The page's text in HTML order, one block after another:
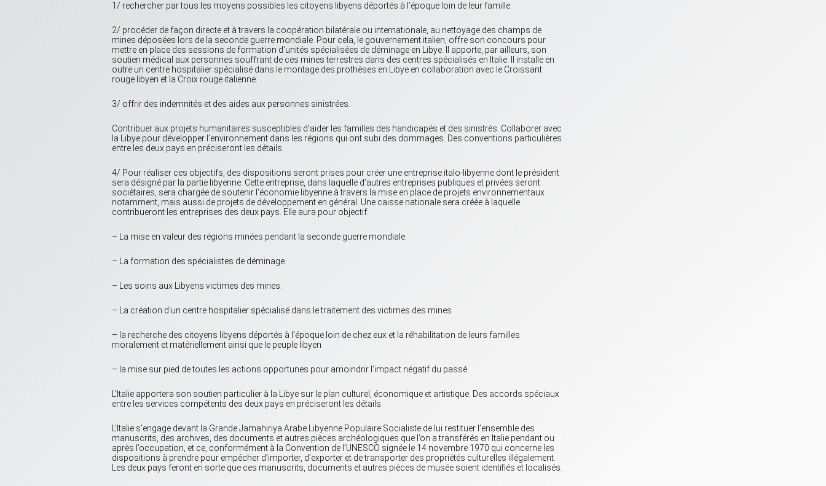
1/ rechercher par tous les moyens possibles les citoyens libyens déportés à l’époque loin de leur famille.
2/ procéder de façon directe et à travers la coopération bilatérale ou internationale, au nettoyage des champs de
mines déposées lors de la seconde guerre mondiale. Pour cela, le gouvernement italien, offre son concours pour
mettre en place des sessions de formation d’unités spécialisées de déminage en Libye. II apporte, par ailleurs, son
soutien médical aux personnes souffrant de ces mines terrestres dans des centres spécialisés en Italie. Il installe en
outre un centre hospitalier spécialisé dans le montage des prothèses en Libye en collaboration avec le Croissant
rouge libyen et la Croix rouge italienne.
3/ offrir des indemnités et des aides aux personnes sinistrées.
Contribuer aux projets humanitaires susceptibles d’aider les familles des handicapés et des sinistrés. Collaborer avec
la Libye pour développer l’environnement dans les régions qui ont subi des dommages. Des conventions particulières
entre les deux pays en préciseront les détails.
4/ Pour réaliser ces objectifs, des dispositions seront prises pour créer une entreprise italo-libyenne dont le président
sera désigné par la partie libyenne. Cette entreprise, dans laquelle d’autres entreprises publiques et privées seront
sociétaires, sera chargée de soutenir l’économie libyenne à travers la mise en place de projets environnementaux
notamment, mais aussi de projets de développement en général. Une caisse nationale sera créée à laquelle
contribueront les entreprises des deux pays. Elle aura pour objectif:
– La mise en valeur des régions minées pendant la seconde guerre mondiale.
– La formation des spécialistes de déminage.
– Les soins aux Libyens victimes des mines.
– La création d’un centre hospitalier spécialisé dans le traitement des victimes des mines
– la recherche des citoyens libyens déportés à l’époque loin de chez eux et la réhabilitation de leurs familles
moralement et matériellement ainsi que le peuple libyen
– la mise sur pied de toutes les actions opportunes pour amoindrir l’impact négatif du passé.
L’Italie apportera son soutien particulier à la Libye sur le plan culturel, économique et artistique. Des accords spéciaux
entre les services compétents des deux pays en préciseront les détails.
L’Italie s’engage devant la Grande Jamahiriya Arabe Libyenne Populaire Socialiste de lui restituer l’ensemble des
manuscrits, des archives, des documents et autres pièces archéologiques que l’on a transférés en Italie pendant ou
après l’occupation, et ce, conformément à la Convention de l’UNESCO signée le 14 novembre 1970 qui concerne les
dispositions à prendre pour empêcher d’importer, d’exporter et de transporter des propriétés culturelles illégalement.
Les deux pays feront en sorte que ces manuscrits, documents et autres pièces de musée soient identifiés et localisés.